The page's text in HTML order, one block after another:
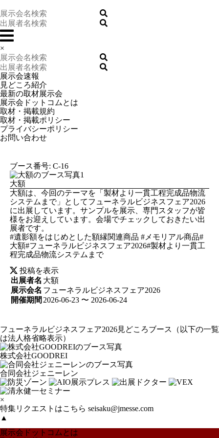
×
展示会速報
見どころ紹介
最新の取材展示会
展示会ドットコムとは
取材・掲載規約
取材・掲載ポリシー
プライバシーポリシー
お問い合わせ
ブース番号: C-16
大額
大額は、今回のテーマを「製材より一貫工程完成品物流
システムまで」としてフューネラルビジネスフェア2026
に出展しています。サンプルを展示、専門スタッフが皆
様をお迎えしています。会場でチェックしておきたい出
展者です。
#遺影額をはじめとした額縁関連商品 #メモリアル商品#
大額#フューネラルビジネスフェア2026#製材より一貫工
程完成品物流システムまで
投稿を表示
出展者名 大額
展示会名 フューネラルビジネスフェア2026
開催期間 2026-06-23 〜 2026-06-24
フューネラルビジネスフェア2026見どころブース
（以下の一覧
は法人格省略表示）
株式会社GOODREI
合同会社ジェニーレン
×
特集リクエストはこちら seisaku@jmesse.com
展示会ドットコムとは
▲